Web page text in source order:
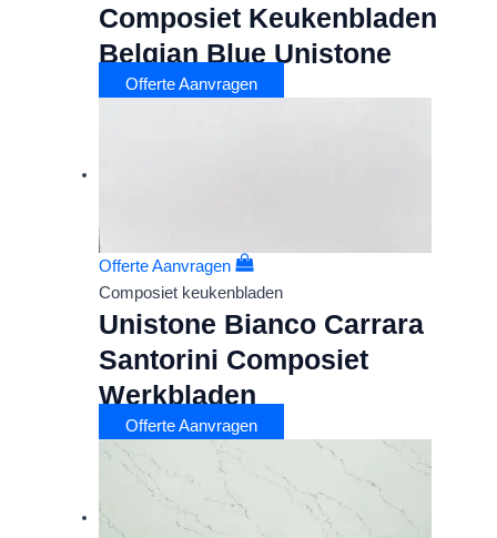
Composiet Keukenbladen
Belgian Blue Unistone
Offerte Aanvragen
Offerte Aanvragen
Composiet keukenbladen
Unistone Bianco Carrara
Santorini Composiet
Werkbladen
Offerte Aanvragen